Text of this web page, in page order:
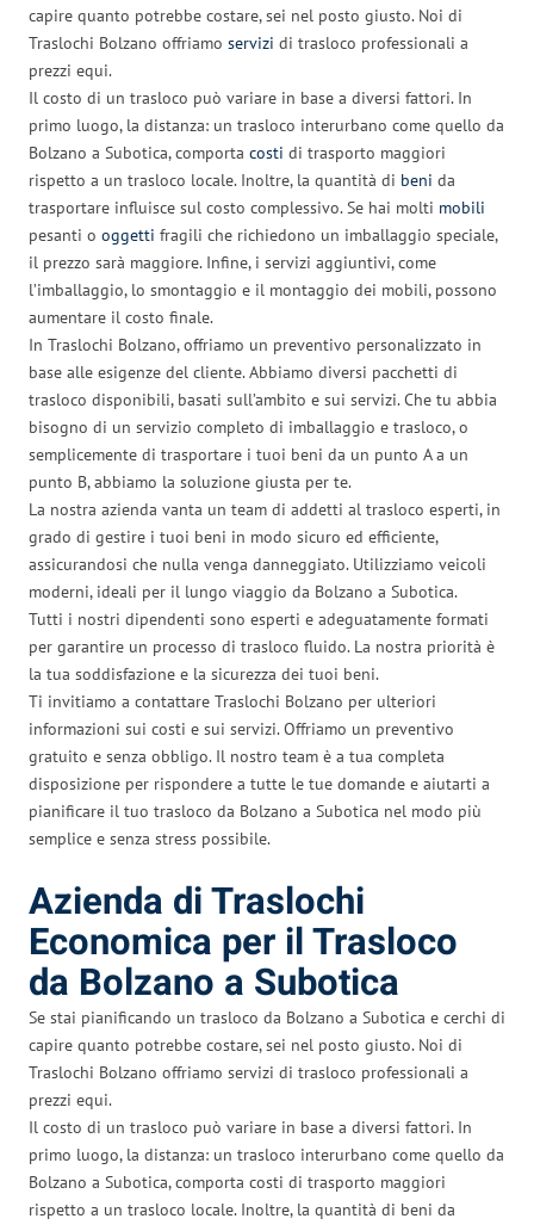
capire quanto potrebbe costare, sei nel posto giusto. Noi di
Traslochi Bolzano offriamo servizi di trasloco professionali a
prezzi equi.
Il costo di un trasloco può variare in base a diversi fattori. In
primo luogo, la distanza: un trasloco interurbano come quello da
Bolzano a Subotica, comporta costi di trasporto maggiori
rispetto a un trasloco locale. Inoltre, la quantità di beni da
trasportare influisce sul costo complessivo. Se hai molti mobili
pesanti o oggetti fragili che richiedono un imballaggio speciale,
il prezzo sarà maggiore. Infine, i servizi aggiuntivi, come
l’imballaggio, lo smontaggio e il montaggio dei mobili, possono
aumentare il costo finale.
In Traslochi Bolzano, offriamo un preventivo personalizzato in
base alle esigenze del cliente. Abbiamo diversi pacchetti di
trasloco disponibili, basati sull’ambito e sui servizi. Che tu abbia
bisogno di un servizio completo di imballaggio e trasloco, o
semplicemente di trasportare i tuoi beni da un punto A a un
punto B, abbiamo la soluzione giusta per te.
La nostra azienda vanta un team di addetti al trasloco esperti, in
grado di gestire i tuoi beni in modo sicuro ed efficiente,
assicurandosi che nulla venga danneggiato. Utilizziamo veicoli
moderni, ideali per il lungo viaggio da Bolzano a Subotica.
Tutti i nostri dipendenti sono esperti e adeguatamente formati
per garantire un processo di trasloco fluido. La nostra priorità è
la tua soddisfazione e la sicurezza dei tuoi beni.
Ti invitiamo a contattare Traslochi Bolzano per ulteriori
informazioni sui costi e sui servizi. Offriamo un preventivo
gratuito e senza obbligo. Il nostro team è a tua completa
disposizione per rispondere a tutte le tue domande e aiutarti a
pianificare il tuo trasloco da Bolzano a Subotica nel modo più
semplice e senza stress possibile.
Azienda di Traslochi
Economica per il Trasloco
da Bolzano a Subotica
Se stai pianificando un trasloco da Bolzano a Subotica e cerchi di
capire quanto potrebbe costare, sei nel posto giusto. Noi di
Traslochi Bolzano offriamo servizi di trasloco professionali a
prezzi equi.
Il costo di un trasloco può variare in base a diversi fattori. In
primo luogo, la distanza: un trasloco interurbano come quello da
Bolzano a Subotica, comporta costi di trasporto maggiori
rispetto a un trasloco locale. Inoltre, la quantità di beni da